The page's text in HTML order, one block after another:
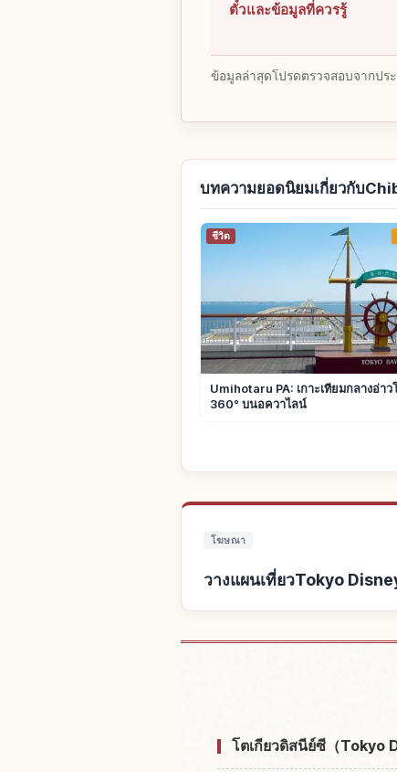
ตั๋วและข้อมูลที่ควรรู้
ข้อมูลล่าสุดโปรดตรวจสอบจากปร
บทความยอดนิยมเกี่ยวกับ
ชีวิต
Umihotaru PA: เกาะเทียมกลางอ่าว
360° บนอควาไลน์
โฆษณา
วางแผนเที่ยวTokyo
โตเกียวดิสนีย์ซี（Tokyo